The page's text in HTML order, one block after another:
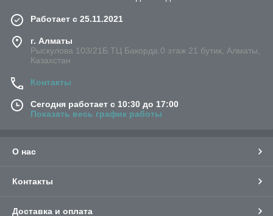
Работает с 25.11.2021
г. Алматы
Рыскулова 103/21Б.ТЦ Бакорда.0 этаж 21 бутик, Алматы,
Казахстан
Контакты
Сегодня работает с 10:30 до 17:00
Показать весь график работы
О нас
Контакты
Доставка и оплата